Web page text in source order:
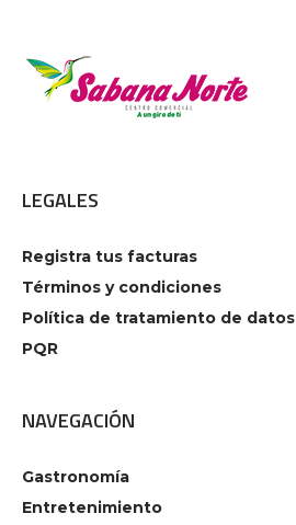
LEGALES
Registra tus facturas
Términos y condiciones
Política de tratamiento de datos
PQR
NAVEGACIÓN
Gastronomía
Entretenimiento